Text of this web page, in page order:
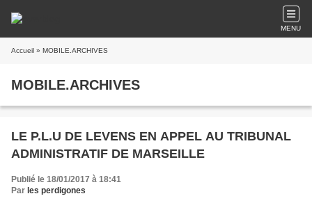
MENU
Accueil » MOBILE.ARCHIVES
MOBILE.ARCHIVES
LE P.L.U DE LEVENS EN APPEL AU TRIBUNAL
ADMINISTRATIF DE MARSEILLE
Publié le 18/01/2017 à 18:41
Par les perdigones